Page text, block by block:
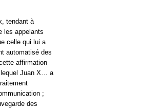
tendant à
les appelants
celle qui lui a
automatisé des
affirmation
lequel Juan X… a
;
des